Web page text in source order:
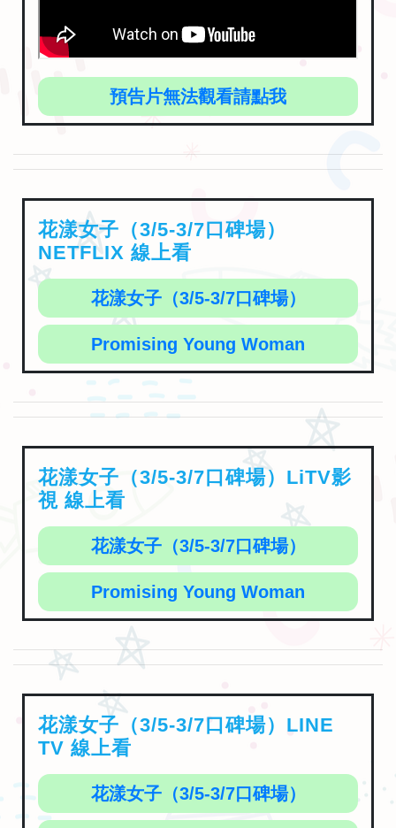
預告片無法觀看請點我
花漾女子（3/5-3/7口碑場）
NETFLIX 線上看
花漾女子（3/5-3/7口碑場）
Promising Young Woman
花漾女子（3/5-3/7口碑場）LiTV影
視 線上看
花漾女子（3/5-3/7口碑場）
Promising Young Woman
花漾女子（3/5-3/7口碑場）LINE
TV 線上看
花漾女子（3/5-3/7口碑場）